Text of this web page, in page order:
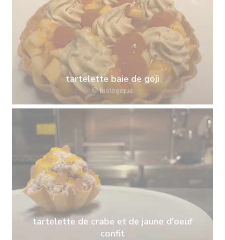
tartelette baie de goji
© biologique
tartelette de crabe et de jaune d'oeuf
confit